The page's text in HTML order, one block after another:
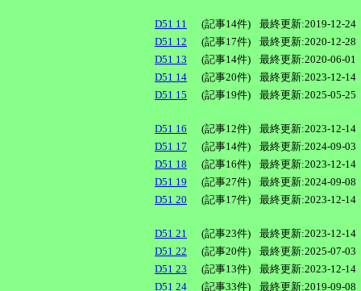
D51 11 (記事14件)
最終更新:2019-12-24
D51 12
(記事17件)
最終更新:2020-12-28
D51 13
(記事14件)
最終更新:2020-06-01
D51 14
(記事20件)
最終更新:2023-12-14
D51 15
(記事19件) 最終更新:2025-05-25
D51 16 (記事12件)
最終更新:2023-12-14
D51 17
(記事14件)
最終更新:2024-09-03
D51 18
(記事16件)
最終更新:2023-12-14
D51 19
(記事27件)
最終更新:2024-09-08
D51 20
(記事17件) 最終更新:2023-12-14
D51 21 (記事23件)
最終更新:2023-12-14
D51 22
(記事20件)
最終更新:2025-07-03
D51 23
(記事13件)
最終更新:2023-12-14
D51 24
(記事33件)
最終更新:2019-09-08